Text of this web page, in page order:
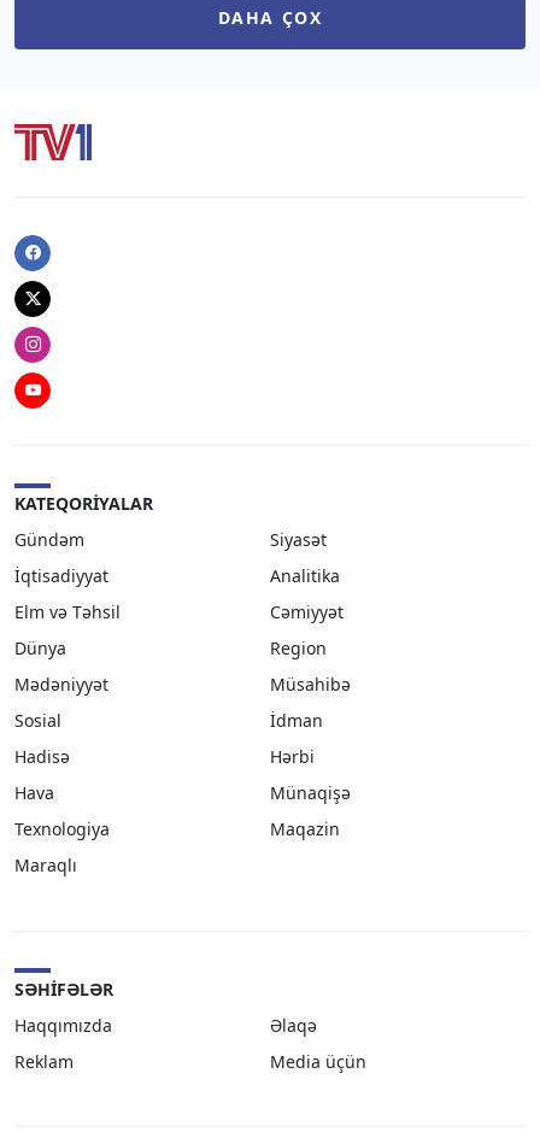
DAHA ÇOX
Facebook
Twitter
Instagram
Youtube
KATEQORIYALAR
Gündəm
Siyasət
İqtisadiyyat
Analitika
Elm və Təhsil
Cəmiyyət
Dünya
Region
Mədəniyyət
Müsahibə
Sosial
İdman
Hadisə
Hərbi
Hava
Münaqişə
Texnologiya
Maqazin
Maraqlı
SƏHIFƏLƏR
Haqqımızda
Əlaqə
Reklam
Media üçün